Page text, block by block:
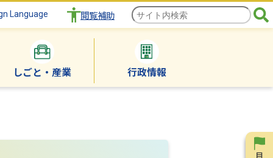
Language 閲覧補助
しごと・産業 行政情報